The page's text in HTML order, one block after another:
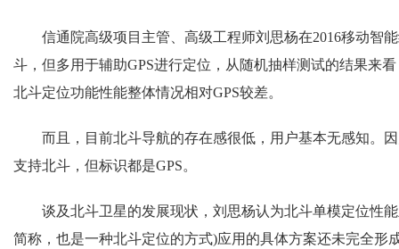
信通院高级项目主管、高级工程师刘思杨在2016移动智
斗，但多用于辅助GPS进行定位，从随机抽样测试的结果来
北斗定位功能性能整体情况相对GPS较差。
而且，目前北斗导航的存在感很低，用户基本无感知。因
支持北斗，但标识都是GPS。
谈及北斗卫星的发展现状，刘思杨认为北斗单模定位性能
简称，也是一种北斗定位的方式)应用的具体方案还未完全形